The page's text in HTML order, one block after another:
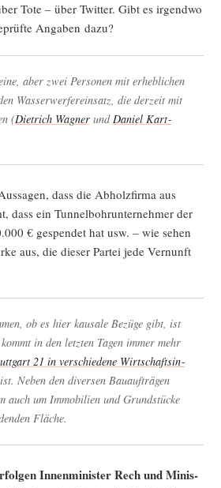
Tote – über Twit­ter. Gibt es irgend­wo
Anga­ben dazu?
aber zwei Per­so­nen mit erheb­li­chen
Was­ser­wer­fer­ein­satz, die der­zeit mit
(Diet­rich Wag­nerund Dani­el Kart­
dass die Abholz­fir­ma aus
dass ein Tun­nel­bohr­un­ter­neh­mer der
€ gespen­det hat usw. – wie sehen
aus, die die­ser Par­tei jede Ver­nunft
ob es hier kau­sa­le Bezü­ge gibt, ist
in den letz­ten Tagen immer mehr
21 in ver­schie­de­ne Wirt­schafts­in­
Neben den diver­sen Bau­auf­trä­gen
auch um Immo­bi­li­en und Grund­stü­cke
Fläche.
Innen­mi­nis­ter Rech und Minis­